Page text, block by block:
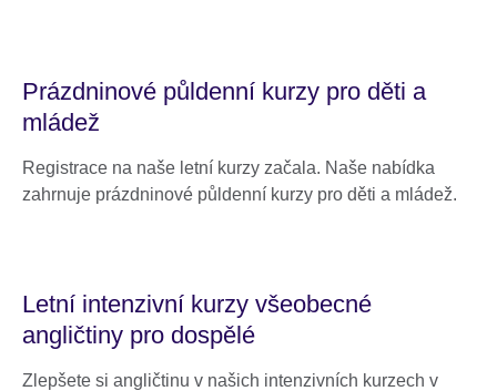
Prázdninové půldenní kurzy pro děti a
mládež
Registrace na naše letní kurzy začala. Naše nabídka
zahrnuje prázdninové půldenní kurzy pro děti a mládež.
Letní intenzivní kurzy všeobecné
angličtiny pro dospělé
Zlepšete si angličtinu v našich intenzivních kurzech v